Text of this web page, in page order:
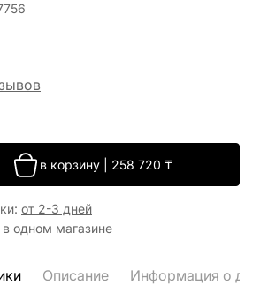
в корзину| 258 720 ₸
: от 2-3 дней
одном магазине
Описание Информация о